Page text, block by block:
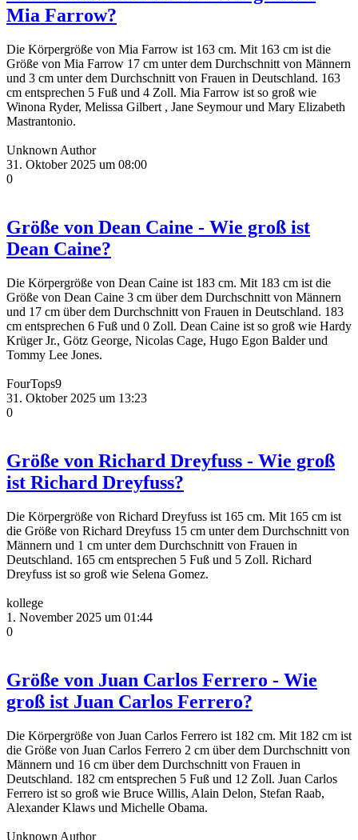
Mia Farrow?
Die Körpergröße von Mia Farrow ist 163 cm. Mit 163 cm ist die
Größe von Mia Farrow 17 cm unter dem Durchschnitt von Männern
und 3 cm unter dem Durchschnitt von Frauen in Deutschland. 163
cm entsprechen 5 Fuß und 4 Zoll. Mia Farrow ist so groß wie
Winona Ryder, Melissa Gilbert , Jane Seymour und Mary Elizabeth
Mastrantonio.
Unknown Author
31. Oktober 2025 um 08:00
0
Größe von Dean Caine - Wie groß ist
Dean Caine?
Die Körpergröße von Dean Caine ist 183 cm. Mit 183 cm ist die
Größe von Dean Caine 3 cm über dem Durchschnitt von Männern
und 17 cm über dem Durchschnitt von Frauen in Deutschland. 183
cm entsprechen 6 Fuß und 0 Zoll. Dean Caine ist so groß wie Hardy
Krüger Jr., Götz George, Nicolas Cage, Hugo Egon Balder und
Tommy Lee Jones.
FourTops9
31. Oktober 2025 um 13:23
0
Größe von Richard Dreyfuss - Wie groß
ist Richard Dreyfuss?
Die Körpergröße von Richard Dreyfuss ist 165 cm. Mit 165 cm ist
die Größe von Richard Dreyfuss 15 cm unter dem Durchschnitt von
Männern und 1 cm unter dem Durchschnitt von Frauen in
Deutschland. 165 cm entsprechen 5 Fuß und 5 Zoll. Richard
Dreyfuss ist so groß wie Selena Gomez.
kollege
1. November 2025 um 01:44
0
Größe von Juan Carlos Ferrero - Wie
groß ist Juan Carlos Ferrero?
Die Körpergröße von Juan Carlos Ferrero ist 182 cm. Mit 182 cm ist
die Größe von Juan Carlos Ferrero 2 cm über dem Durchschnitt von
Männern und 16 cm über dem Durchschnitt von Frauen in
Deutschland. 182 cm entsprechen 5 Fuß und 12 Zoll. Juan Carlos
Ferrero ist so groß wie Bruce Willis, Alain Delon, Stefan Raab,
Alexander Klaws und Michelle Obama.
Unknown Author